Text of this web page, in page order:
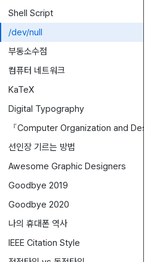
Shell Script
/dev/null
부동소수점
컴퓨터 네트워크
KaTeX
Digital Typography
『Computer Organization and Design』
선인장 기르는 방법
Awesome Graphic Designers
Goodbye 2019
Goodbye 2020
나의 휴대폰 역사
IEEE Citation Style